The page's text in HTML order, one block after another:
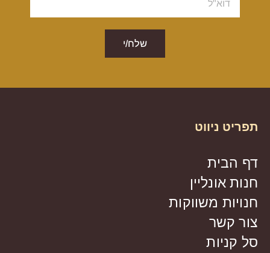
שלח/י
תפריט ניווט
דף הבית
חנות אונליין
חנויות משווקות
צור קשר
סל קניות